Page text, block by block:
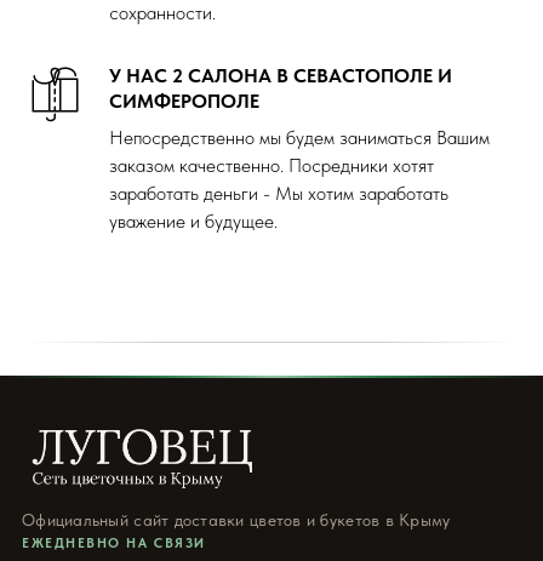
сохранности.
У НАС 2 САЛОНА В СЕВАСТОПОЛЕ И
СИМФЕРОПОЛЕ
Непосредственно мы будем заниматься Вашим
заказом качественно. Посредники хотят
заработать деньги - Мы хотим заработать
уважение и будущее.
Официальный сайт доставки цветов и букетов в Крыму
ЕЖЕДНЕВНО НА СВЯЗИ